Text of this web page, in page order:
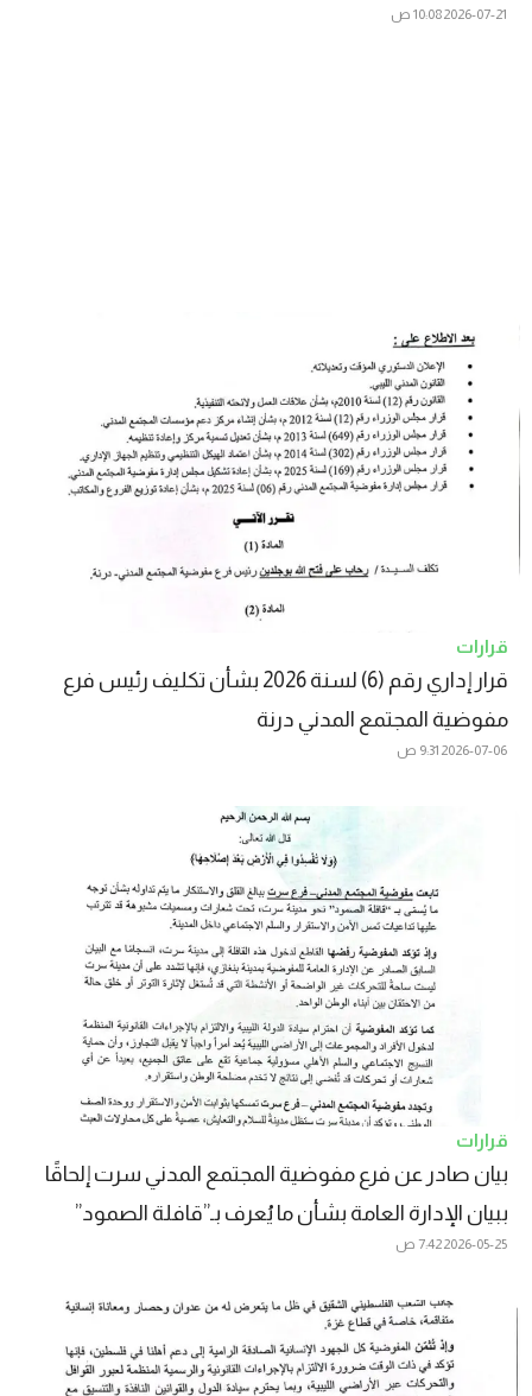
2026-07-2110:08 ص
قرارات
قرار إداري رقم (6) لسنة 2026 بشأن تكليف رئيس فرع
مفوضية المجتمع المدني درنة
2026-07-06 9:31 ص
قرارات
بيان صادر عن فرع مفوضية المجتمع المدني سرت إلحاقًا
ببيان الإدارة العامة بشأن ما يُعرف بـ”قافلة الصمود”
2026-05-257:42 ص